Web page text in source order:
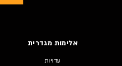
אלימות מגדרית
עדויות